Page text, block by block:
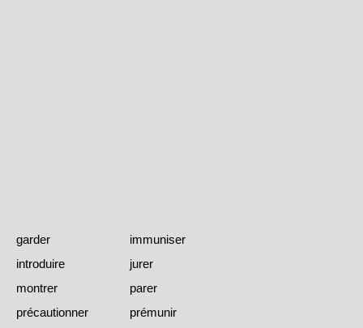
garder
immuniser
introduire
jurer
montrer
parer
précautionner
prémunir